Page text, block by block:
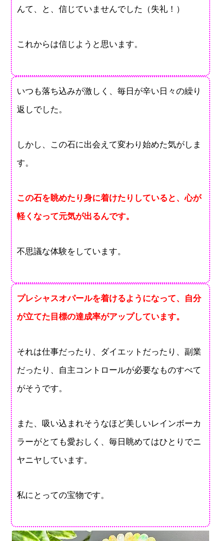
んて、と、信じていませんでした（失礼！）
これからは信じようと思います。
いつも落ち込みが激しく、毎日が辛い日々の繰り
返しでした。
しかし、この石に出会えて変わり始めた気がしま
す。
この石を眺めたり身に着けたりしていると、心が
軽くなって元気が出るんです。
不思議な体験をしています。
プレシャスオパールを着けるようになって、自分
が立てた目標の達成率がアップしています。
それは仕事だったり、ダイエットだったり、副業
だったり、自主コントロールが必要なものすべて
がそうです。
また、吸い込まれそうなほど美しいレインボーカ
ラーがとても愛おしく、毎日眺めてはひとりでニ
ヤニヤしています。
私にとっての宝物です。